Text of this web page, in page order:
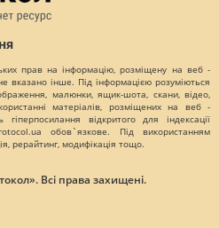
прав на інформацію, розміщену на веб -
вказано інше. Під інформацією розуміються
малюнки, ящик-шота, скани, відео,
матеріалів, розміщених на веб -
гіперпосилання відкритого для індексації
обов`язкове. Під використанням
рерайтинг, модифікація тощо.
Всі права захищені.